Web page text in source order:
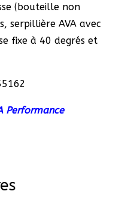
(bouteille non
serpillière AVA avec
fixe à 40 degrés et
Performance